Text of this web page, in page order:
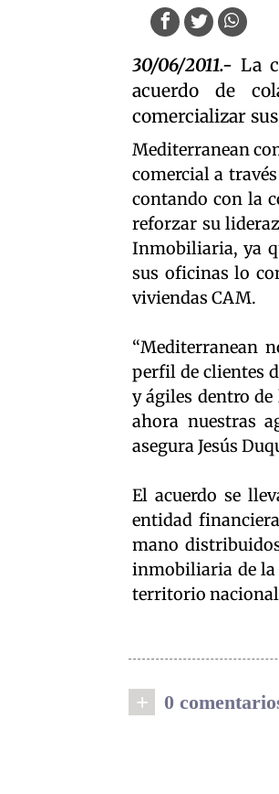
30/06/2011.- La
acuerdo de
comercializar
Mediterranean
comercial a
contando con la
reforzar su
Inmobiliaria, ya
sus oficinas lo
viviendas CAM.
“Mediterranean
perfil de clientes
y ágiles dentro
ahora nuestras
asegura Jesús
El acuerdo se
entidad
mano
inmobiliaria de la
territorio
+ 0